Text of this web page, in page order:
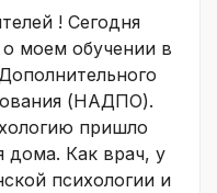
! Сегодня
моем обучении в
(НАДПО).
пришло
дома. Как врач, у
психологии и